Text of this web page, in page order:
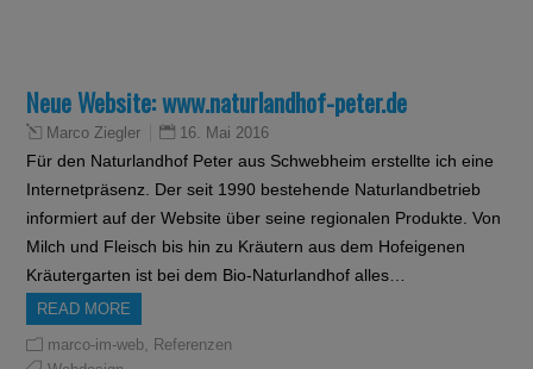
Neue Website: www.naturlandhof-peter.de
Marco Ziegler 16. Mai 2016
Für den Naturlandhof Peter aus Schwebheim erstellte ich eine
Internetpräsenz. Der seit 1990 bestehende Naturlandbetrieb
informiert auf der Website über seine regionalen Produkte. Von
Milch und Fleisch bis hin zu Kräutern aus dem Hofeigenen
Kräutergarten ist bei dem Bio-Naturlandhof alles…
READ MORE
marco-im-web, Referenzen